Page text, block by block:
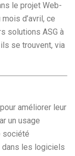
le projet Web-
d’avril, ce
solutions ASG à
se trouvent, via
améliorer leur
un usage
société
dans les logiciels